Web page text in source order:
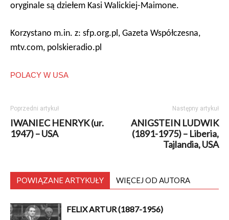
oryginale są dziełem Kasi Walickiej-Maimone.
Korzystano m.in. z: sfp.org.pl, Gazeta Współczesna,
mtv.com, polskieradio.pl
POLACY W USA
Poprzedni artykuł
IWANIEC HENRYK (ur.
1947) – USA
Następny artykuł
ANIGSTEIN LUDWIK
(1891-1975) – Liberia,
Tajlandia, USA
POWIĄZANE ARTYKUŁY WIĘCEJ OD AUTORA
FELIX ARTUR (1887-1956)